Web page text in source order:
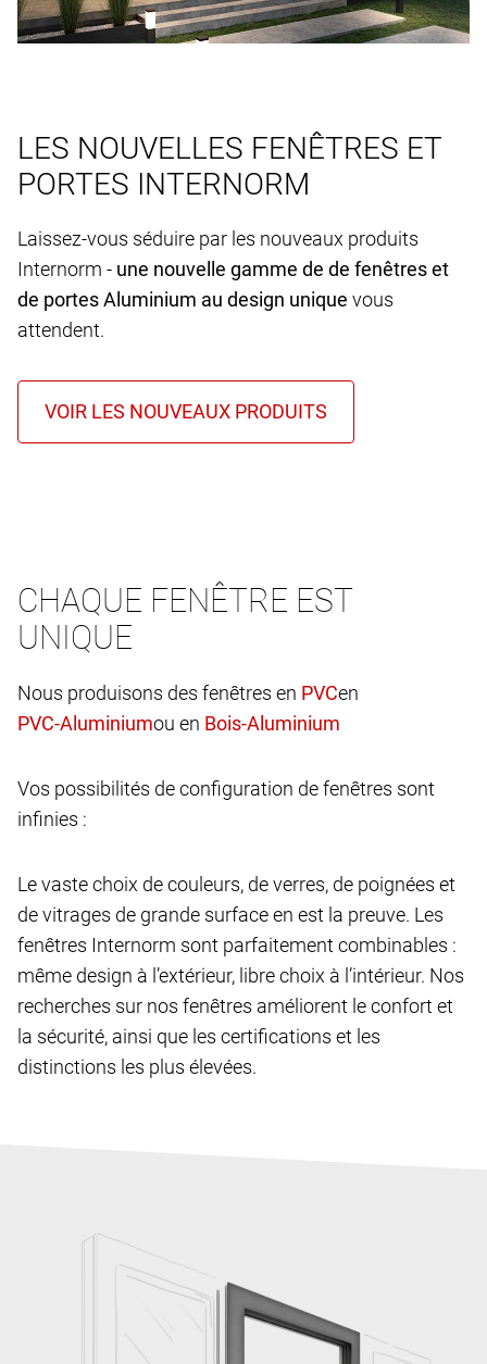
LES NOUVELLES FENÊTRES ET
PORTES INTERNORM
Laissez-vous séduire par les nouveaux produits
Internorm - une nouvelle gamme de de fenêtres et
de portes Aluminium au design unique vous
attendent.
CHAQUE FENÊTRE EST
UNIQUE
Nous produisons des fenêtres en
en
ou en
Vos possibilités de configuration de fenêtres sont
infinies :
Le vaste choix de couleurs, de verres, de poignées et
de vitrages de grande surface en est la preuve. Les
fenêtres Internorm sont parfaitement combinables :
même design à l’extérieur, libre choix à l’intérieur. Nos
recherches sur nos fenêtres améliorent le confort et
la sécurité, ainsi que les certifications et les
distinctions les plus élevées.